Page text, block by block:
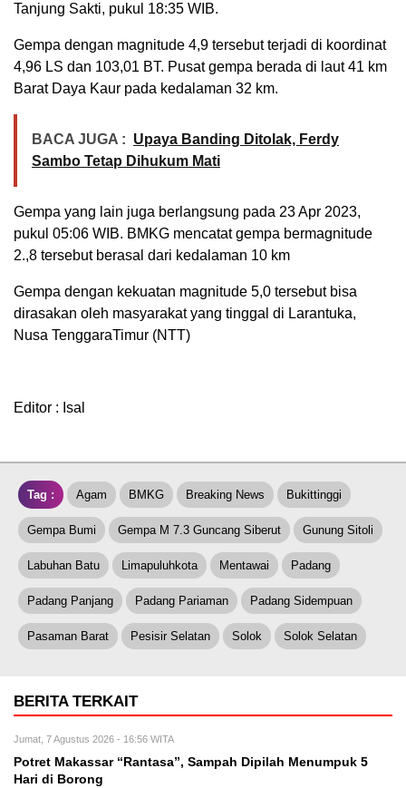
Tanjung Sakti, pukul 18:35 WIB.
Gempa dengan magnitude 4,9 tersebut terjadi di koordinat
4,96 LS dan 103,01 BT. Pusat gempa berada di laut 41 km
Barat Daya Kaur pada kedalaman 32 km.
BACA JUGA : Upaya Banding Ditolak, Ferdy
Sambo Tetap Dihukum Mati
Gempa yang lain juga berlangsung pada 23 Apr 2023,
pukul 05:06 WIB. BMKG mencatat gempa bermagnitude
2.,8 tersebut berasal dari kedalaman 10 km
Gempa dengan kekuatan magnitude 5,0 tersebut bisa
dirasakan oleh masyarakat yang tinggal di Larantuka,
Nusa TenggaraTimur (NTT)
Editor : Isal
Tag : Agam BMKG Breaking News Bukittinggi
Gempa Bumi Gempa M 7.3 Guncang Siberut Gunung Sitoli
Labuhan Batu Limapuluhkota Mentawai Padang
Padang Panjang Padang Pariaman Padang Sidempuan
Pasaman Barat Pesisir Selatan Solok Solok Selatan
BERITA TERKAIT
Jumat, 7 Agustus 2026 - 16:56 WITA
Potret Makassar “Rantasa”, Sampah Dipilah Menumpuk 5
Hari di Borong